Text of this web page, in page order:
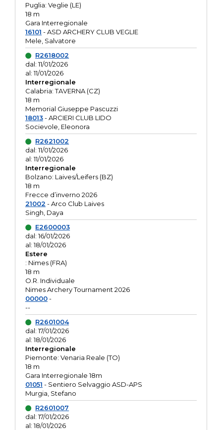
Puglia: Veglie (LE)
18 m
Gara Interregionale
16101 - ASD ARCHERY CLUB VEGLIE
Mele, Salvatore
R2618002
dal: 11/01/2026
al: 11/01/2026
Interregionale
Calabria: TAVERNA (CZ)
18 m
Memorial Giuseppe Pascuzzi
18013- ARCIERI CLUB LIDO
Socievole, Eleonora
R2621002
dal: 11/01/2026
al: 11/01/2026
Interregionale
Bolzano: Laives/Leifers (BZ)
18 m
Frecce d’inverno 2026
21002 - Arco Club Laives
Singh, Daya
E2600003
dal: 16/01/2026
al: 18/01/2026
Estere
: Nimes (FRA)
18 m
O.R. Individuale
Nimes Archery Tournament 2026
00000-
--
R2601004
dal: 17/01/2026
al: 18/01/2026
Interregionale
Piemonte: Venaria Reale (TO)
18 m
Gara Interregionale 18m
01051 - Sentiero Selvaggio ASD-APS
Murgia, Stefano
R2601007
dal: 17/01/2026
al: 18/01/2026